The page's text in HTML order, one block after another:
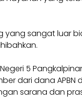
yang sangat luar
5
dari dana APBN
sarana dan